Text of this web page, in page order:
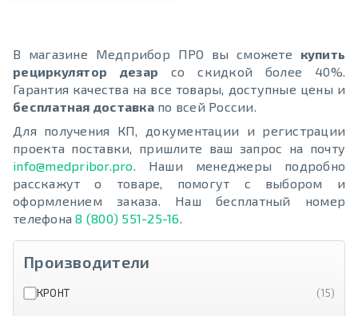
В магазине Медприбор ПРО вы сможете купить
рециркулятор дезар со скидкой более 40%.
Гарантия качества на все товары, доступные цены и
бесплатная доставкапо всей России.
Для получения КП, документации и регистрации
проекта поставки, пришлите ваш запрос на почту
info@medpribor.pro. Наши менеджеры подробно
расскажут о товаре, помогут с выбором и
оформлением заказа. Наш бесплатный номер
телефона8 (800) 551-25-16.
Производители
КРОНТ (15)